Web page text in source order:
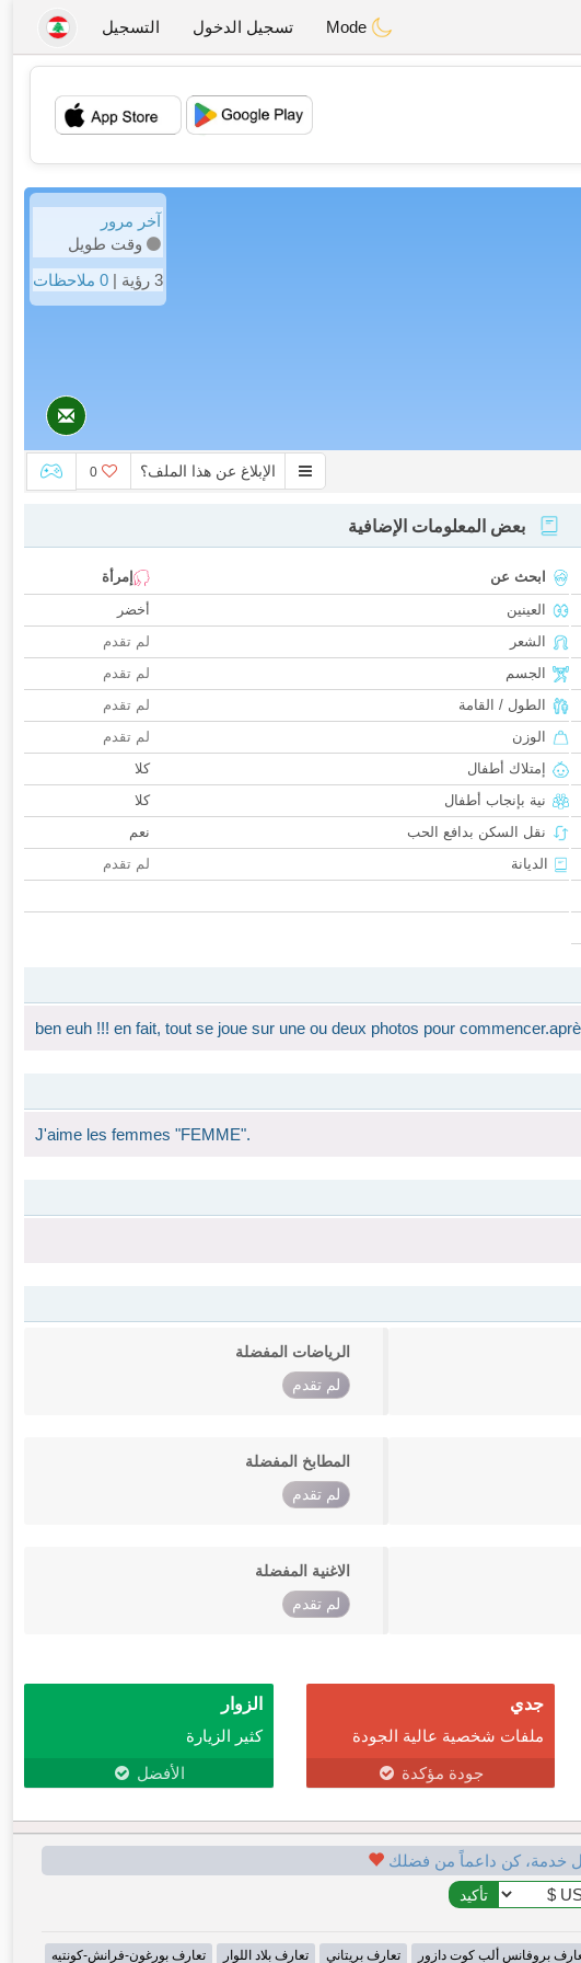
تسجيل الدخول التسجيل
💖
آخر مرور
وقت طويل
3 رؤية |
0 ملاحظات
الإبلاغ عن هذا الملف؟ 0
بعض المعلومات الإضافية
ابحث عن
إمرأة
العينين
أخضر
الشعر
لم تقدم
الجسم
لم تقدم
الطول / القامة
لم تقدم
الوزن
لم تقدم
إمتلاك أطفال
كلا
نية بإنجاب أطفال
كلا
نقل السكن بدافع الحب
نعم
الديانة
لم تقدم
ben euh !!! en fait, tout se joue sur une ou deux photos pour
J'aime les femmes "FEMME".
الرياضات المفضلة
لم تقدم
المطابخ المفضلة
لم تقدم
الاغنية المفضلة
لم تقدم
جدي
ملفات شخصية عالية الجودة
جودة مؤكدة
الزوار
كثير الزيارة
الأفضل
خدمة، كن داعماً من فضلك
بروفانس ألب كوت دازور تعارف بريتاني تعارف بلاد اللوار تعارف بورغون-فرانش-كونتيه